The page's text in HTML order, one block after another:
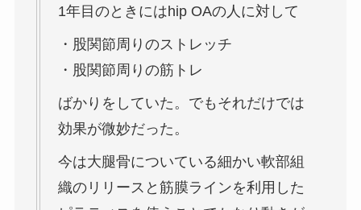
1年目のときにはhip OAの人に対して
・股関節周りのストレッチ
・股関節周りの筋トレ
ばかりをしていた。でもそれだけでは
効果が微妙だった。
今は大腿骨についている細かい軟部組
織のリリースと筋膜ラインを利用した